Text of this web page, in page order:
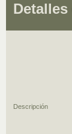
Descripción